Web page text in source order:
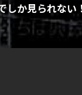
しか見られない